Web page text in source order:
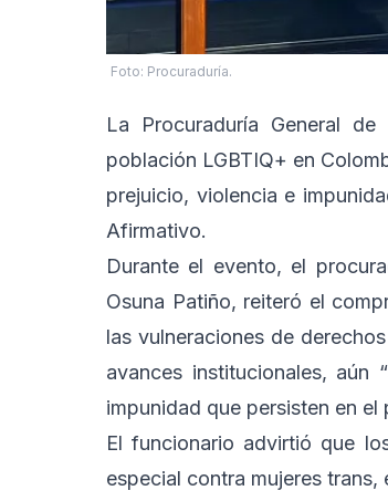
Foto: Procuraduría.
La Procuraduría General
población LGBTIQ+ en
prejuicio, violencia e
Afirmativo.
Durante el evento, el
Osuna Patiño, reiteró el
las vulneraciones de
avances institucionales, aún
impunidad que persisten en el
El funcionario advirtió que
especial contra mujeres